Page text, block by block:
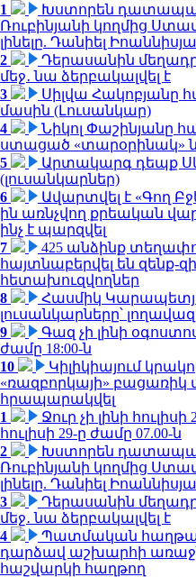
1
Խստորեն
Ռուբինյանի կողմից
լինելը. Դանիել
2
Դերասանին
մեջ․ նա ձերբակալվել է
3
Սիլվա Հակոբյանը
մասին (Լուսանկար)
4
Նիկոլ Փաշինյանը
ստացած «տարօրինակ»
5
Արտակարգ դեպք
(լուսանկարներ)
6
Ավարտվել է «Գող
ին առնչվող քրեական
ինչ է պարզվել
7
425 անձինք
հայտնաբերվել են զենք-
հետախուզվողներ
8
Հասմիկ
լուսանկարները՝
9
Գազ չի լինի
ժամը 18:00-ն
10
Կիլիկիայում
«ռազբորկայի» բացառիկ
հրապարակվել
1
Ջուր չի լինի
հուլիսի 29-ը ժամը 07.00-ն
2
Խստորեն
Ռուբինյանի կողմից
լինելը. Դանիել
3
Դերասանին
մեջ․ նա ձերբակալվել է
4
Պատմական
դարձավ աշխարհի
հաշվարկի հաղթող